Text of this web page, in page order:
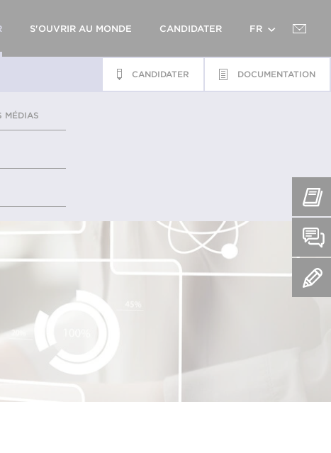
S'OUVRIR AU MONDE CANDIDATER FR
DOCUMENTATION
CANDIDATER
MÉDIAS